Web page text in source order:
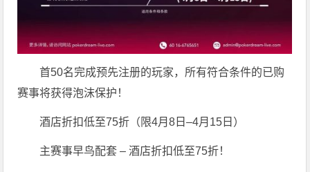
首50名完成预先注册的玩家，所有符合条件的已购
赛事将获得泡沫保护！
酒店折扣低至75折（限4月8日–4月15日）
主赛事早鸟配套 – 酒店折扣低至75折！